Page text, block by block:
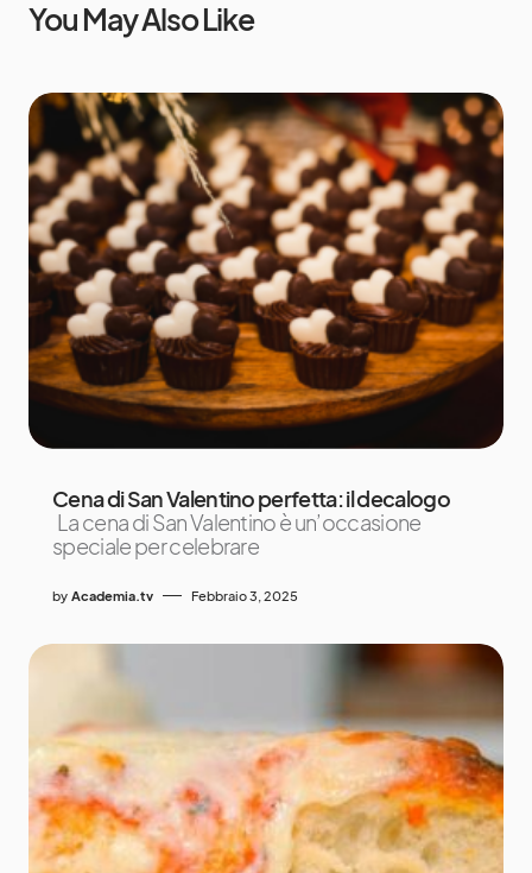
You May Also Like
Cena di San Valentino perfetta: il decalogo
La cena di San Valentino è un’occasione
speciale per celebrare
by Academia.tv Febbraio 3, 2025